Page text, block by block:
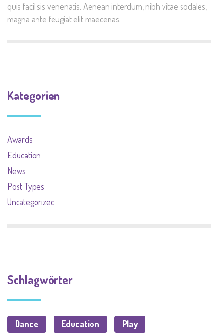
quis facilisis venenatis. Aenean interdum, nibh vitae sodales,
magna ante feugiat elit maecenas.
Kategorien
Awards
Education
News
Post Types
Uncategorized
Schlagwörter
Dance Education Play